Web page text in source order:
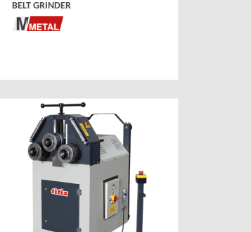
BELT GRINDER